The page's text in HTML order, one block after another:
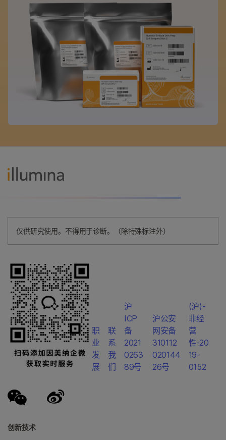
仅供研究使用。不得用于诊断。（除特殊标注外）
创新技术
职
业
发
展
联
系
我
们
沪
ICP
备
2021
0263
89号
沪公安
网安备
310112
020144
26号
(沪)-
非经
营
性-20
19-
0152